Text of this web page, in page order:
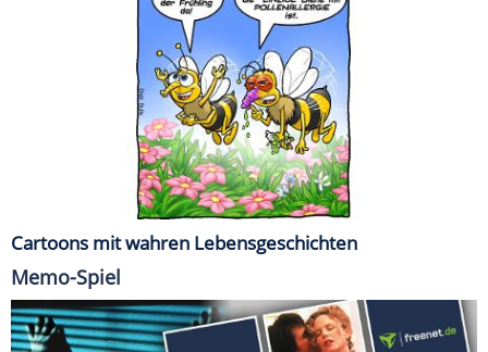
Cartoons mit wahren Lebensgeschichten
Memo-Spiel